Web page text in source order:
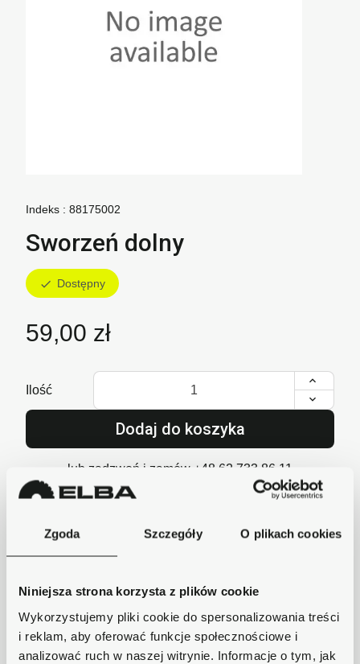
Zgoda Szczegóły O plikach cookies
Niniejsza strona korzysta z plików cookie
Wykorzystujemy pliki cookie do spersonalizowania treści
i reklam, aby oferować funkcje społecznościowe i
analizować ruch w naszej witrynie. Informacje o tym, jak
Indeks : 88175002
Sworzeń dolny
check Dostępny
59,00 zł
Ilość
Dodaj do koszyka
lub zadzwoń i zamów +48 62 733 86 11
Zamówienia wysyłamy w ciągu 1-2 dni, koszt
dostawy już od 18zł.
Bezpieczne płatności
Płatności obsługuje Przelewy24 - największy